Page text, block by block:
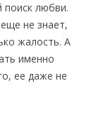
поиск любви.
не знает,
жалость. А
именно
ее даже не